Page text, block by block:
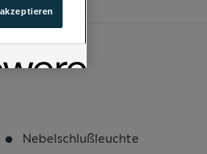
Nebelschlußleuchte